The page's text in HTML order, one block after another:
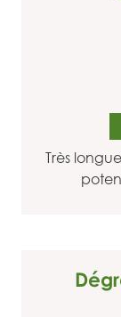
Très